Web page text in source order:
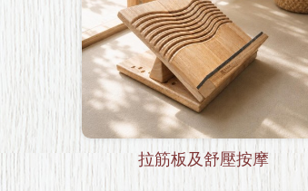
拉筋板及舒壓按摩